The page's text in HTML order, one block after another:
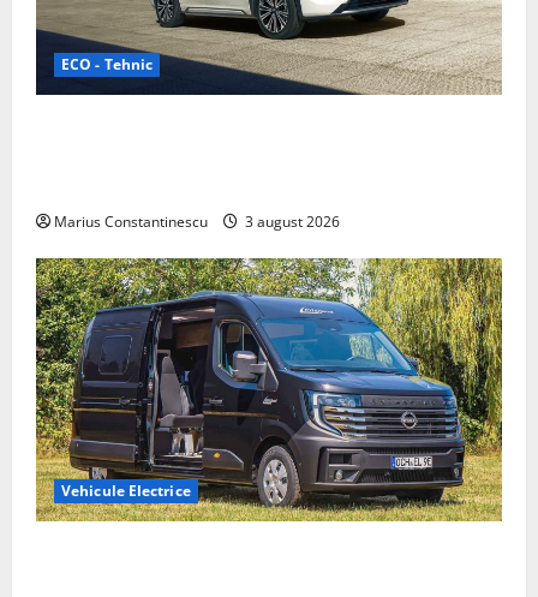
ECO - Tehnic
Marius Constantinescu 3 august 2026
Vehicule Electrice